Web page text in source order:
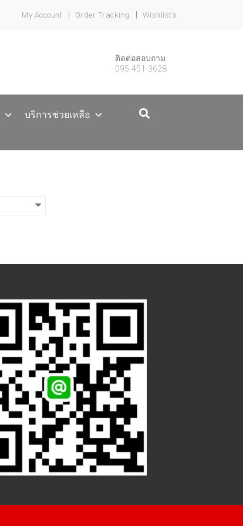
My Account Order Tracking Wishlist’s
ติดต่อสอบถาม
095-451-3628
บริการช่วยเหลือ